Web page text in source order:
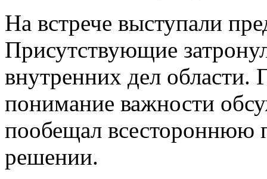
На встрече выступали
Присутствующие
внутренних дел
понимание важности
пообещал всестороннюю
решении.